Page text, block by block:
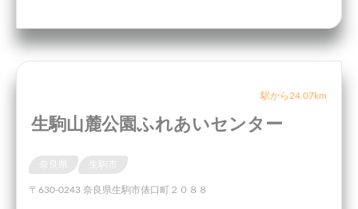
駅から24.07km
生駒山麓公園ふれあいセンター
奈良県
〒630-0243 奈良県生駒市俵口町２０８８